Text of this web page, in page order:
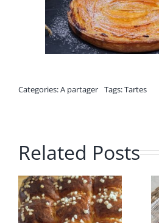
Categories:A partager Tags:Tartes
Related Posts